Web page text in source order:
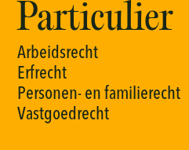
Particulier
Arbeidsrecht
Erfrecht
Personen-enfamilierecht
Vastgoedrecht